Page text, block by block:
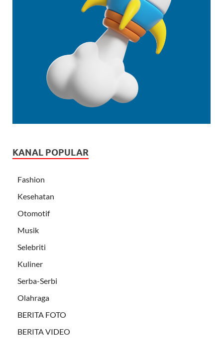
KANAL POPULAR
Fashion
Kesehatan
Otomotif
Musik
Selebriti
Kuliner
Serba-Serbi
Olahraga
BERITA FOTO
BERITA VIDEO